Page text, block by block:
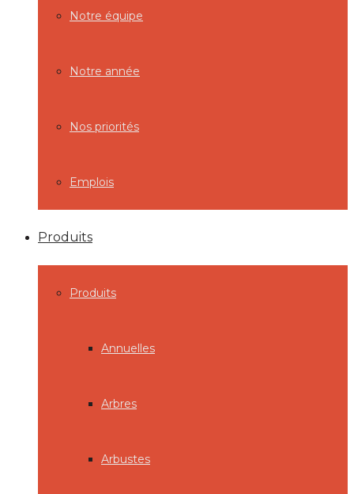
Notre équipe
Notre année
Nos priorités
Emplois
Produits
Produits
Annuelles
Arbres
Arbustes